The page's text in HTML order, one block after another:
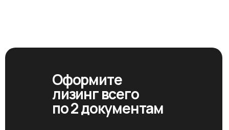
Оформите
лизинг всего
по 2 документам